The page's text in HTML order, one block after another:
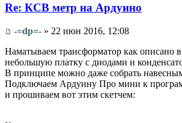
Re: КСВ метр на Ардуино
-=dp=- » 22 июн 2016, 12:08
Наматываем трансформатор как описано
небольшую платку с диодами и
В принципе можно даже собрать
Подключаем Ардуину Про мини к
и прошиваем вот этим скетчем: